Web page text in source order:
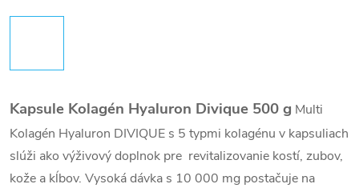
Kapsule Kolagén Hyaluron Divique 500 g Multi
Kolagén Hyaluron DIVIQUE s 5 typmi kolagénu v kapsuliach
slúži ako výživový doplnok pre revitalizovanie kostí, zubov,
kože a kĺbov. Vysoká dávka s 10 000 mg postačuje na